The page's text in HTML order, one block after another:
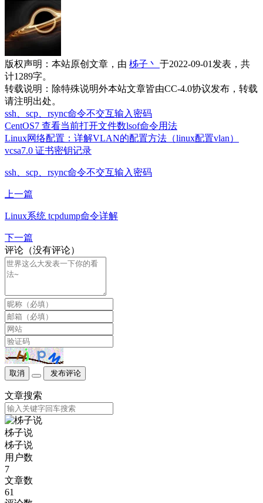
版权声明： 本站原创文章，由 柹子丶 于2022-09-01发表，共
计1289字。
转载说明： 除特殊说明外本站文章皆由CC-4.0协议发布，转载
请注明出处。
ssh、scp、rsync命令不交互输入密码
CentOS7 查看当前打开文件数lsof命令用法
Linux网络配置：详解VLAN的配置方法（linux配置vlan）
vcsa7.0 证书密钥记录
ssh、scp、rsync命令不交互输入密码
上一篇
Linux系统 tcpdump命令详解
下一篇
评论（没有评论）
取消 发布评论
文章搜索
柹子说
柹子说
用户数
7
文章数
61